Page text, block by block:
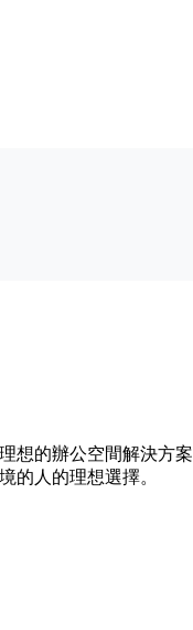
的辦公空間解決方
的人的理想選擇。